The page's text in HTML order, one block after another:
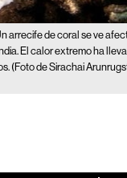
arrecife de coral se ve
El calor extremo ha
(Foto de Sirachai